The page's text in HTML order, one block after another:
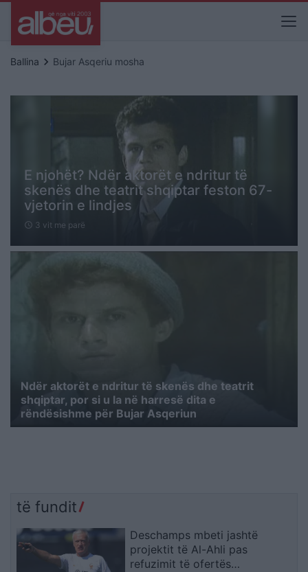
Ballina keyboard_arrow_right Bujar Asqeriu mosha
E njohët? Ndër aktorët e ndritur të
skenës dhe teatrit shqiptar feston 67-
vjetorin e lindjes
schedule 3 vit me parë
Ndër aktorët e ndritur të skenës dhe teatrit
shqiptar, por si u la në harresë dita e
rëndësishme për Bujar Asqeriun
të fundit
Deschamps mbeti jashtë
projektit të Al-Ahli pas
refuzimit të ofertës